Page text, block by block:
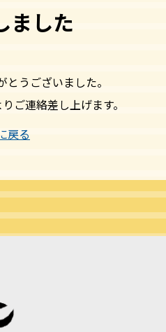
ました
うございました。
ご連絡差し上げます。
戻る